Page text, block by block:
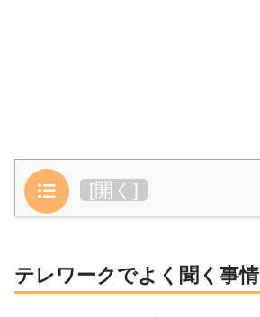
目次 [開く ]
テレワークでよく聞く事情